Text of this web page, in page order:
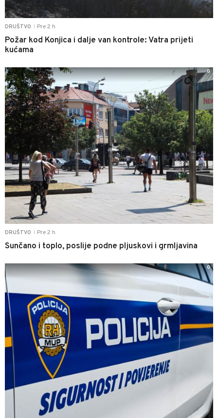
DRUŠTVO Pre 2 h
Požar kod Konjica i dalje van kontrole: Vatra prijeti
kućama
DRUŠTVO Pre 2 h
Sunčano i toplo, poslije podne pljuskovi i grmljavina
0
0